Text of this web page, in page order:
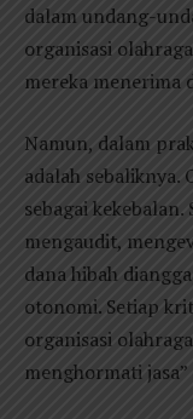
dalam undang-
organisasi
mereka menerima
Namun, dalam
adalah
sebagai
mengaudit,
dana hibah
otonomi. Setiap
organisasi
menghormati